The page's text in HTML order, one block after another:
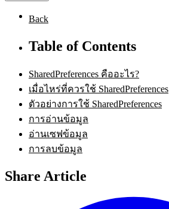
Back
Table of Contents
SharedPreferences คืออะไร?
เมื่อไหร่ที่ควรใช้ SharedPreferences
ตัวอย่างการใช้ SharedPreferences
การอ่านข้อมูล
อ่านเซฟข้อมูล
การลบข้อมูล
Share Article